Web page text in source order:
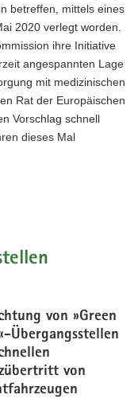
betreffen, mittels eines
2020 verlegt worden.
ihre Initiative
angespannten Lage
mit medizinischen
Rat der Europäischen
Vorschlag schnell
dieses Mal
von »Green
Übergangsstellen
von